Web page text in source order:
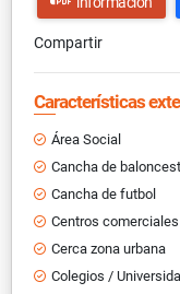
Compartir
Características
Área Social
Cancha de
Cancha de futbol
Centros comerciales
Cerca zona urbana
Colegios /